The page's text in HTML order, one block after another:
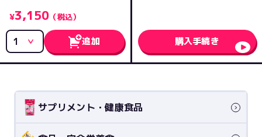
¥3,150 （税込）
追加 購入手続き
サプリメント・健康食品